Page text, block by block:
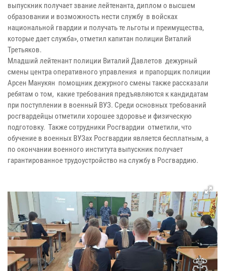
выпускник получает звание лейтенанта, диплом о высшем
образовании и возможность нести службу в войсках
национальной гвардии и получать те льготы и преимущества,
которые дает служба», отметил капитан полиции Виталий
Третьяков.
Младший лейтенант полиции Виталий Давлетов дежурный
смены центра оперативного управления и прапорщик полиции
Арсен Манукян помощник дежурного смены также рассказали
ребятам о том, какие требования предъявляются к кандидатам
при поступлении в военный ВУЗ. Среди основных требований
росгвардейцы отметили хорошее здоровье и физическую
подготовку. Также сотрудники Росгвардии отметили, что
обучение в военных ВУЗах Росгвардии является бесплатным, а
по окончании военного института выпускник получает
гарантированное трудоустройство на службу в Росгвардию.